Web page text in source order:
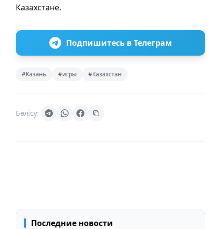
Казахстане.
Подпишитесь в Телеграм
#Казань #игры #Казахстан
Бөлісу:
Последние новости